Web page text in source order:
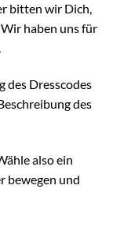
bitten wir Dich,
haben uns für
des Dresscodes
des
also ein
bewegen und